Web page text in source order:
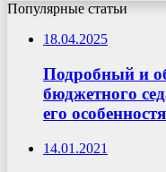
Популярные статьи
18.04.2025
Подробный и
бюджетного
его
14.01.2021